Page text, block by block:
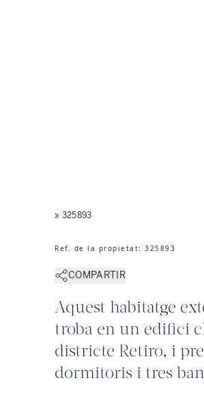
» 325893
Ref. de la propietat: 325893
COMPARTIR
Aquest habitatge
troba en un edifici
districte Retiro, i
dormitoris i tres